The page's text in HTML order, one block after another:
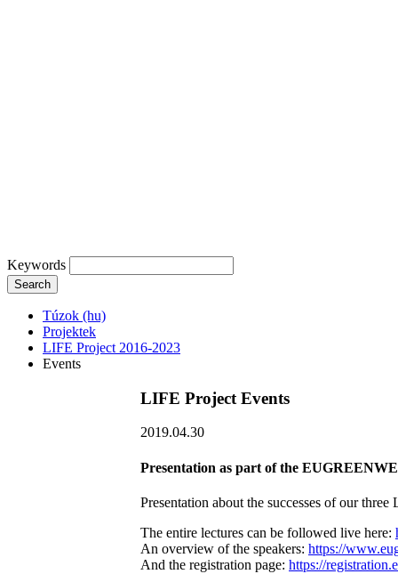
Keywords
Search
Túzok (hu)
Projektek
LIFE Project 2016-2023
Events
LIFE Project Events
2019.04.30
Presentation as part of the
Presentation about the successes of our
The entire lectures can be followed live here:
An overview of the speakers: https://
And the registration page: https://